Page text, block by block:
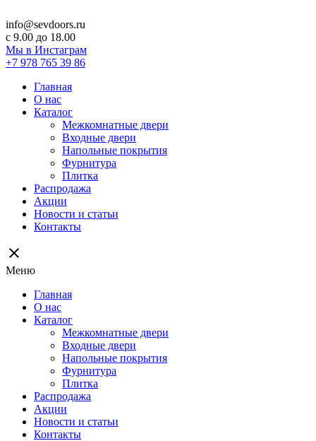
info@sevdoors.ru
c 9.00 до 18.00
Мы в Инстаграм
+7 978 765 39 86
Главная
О нас
Каталог
Межкомнатные двери
Входные двери
Напольные покрытия
Фурнитура
Плитка
Распродажа
Акции
Новости и статьи
Контакты
close
Меню
Главная
О нас
Каталог
Межкомнатные двери
Входные двери
Напольные покрытия
Фурнитура
Плитка
Распродажа
Акции
Новости и статьи
Контакты